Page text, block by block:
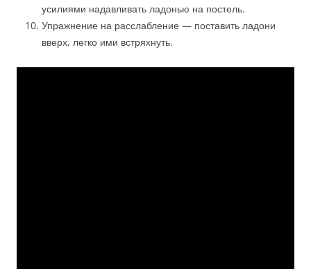
усилиями надавливать ладонью на постель.
Упражнение на расслабление — поставить ладони
вверх, легко ими встряхнуть.